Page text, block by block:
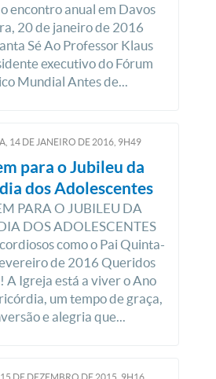
encontro anual em Davos
20 de janeiro de 2016
Sé Ao Professor Klaus
executivo do Fórum
Mundial Antes de...
14DEJANEIRO DE2016, 9H49
para o Jubileu da
dos Adolescentes
PARA O JUBILEU DA
DOS ADOLESCENTES
como o Pai Quinta-
de 2016 Queridos
A Igreja está a viver o Ano
um tempo de graça,
e alegria que...